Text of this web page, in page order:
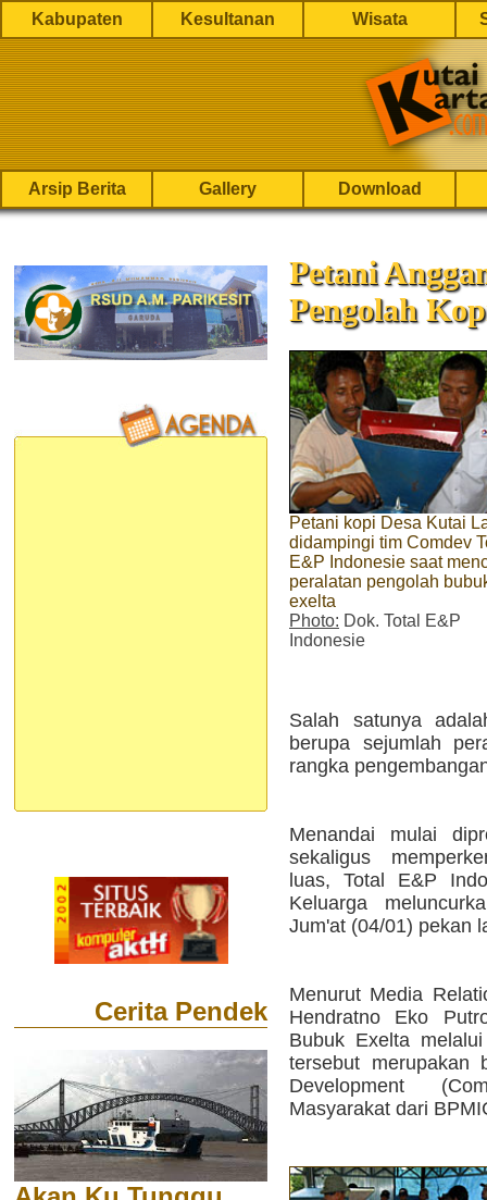
Kabupaten Kesultanan Wisata
Arsip Berita Gallery Download
Cerita Pendek
Petani
Pengolah
Petani kopi Desa Kutai
didampingi tim Comdev
E&P Indonesie saat
peralatan pengolah
exelta
Photo: Dok. Total E&P
Indonesie
Salah satunya
berupa sejumlah
rangka
Menandai mulai
sekaligus
luas, Total E&P
Keluarga
Jum'at (04/01) pekan
Menurut Media
Hendratno Eko
Bubuk Exelta
tersebut merupakan
Development
Masyarakat dari